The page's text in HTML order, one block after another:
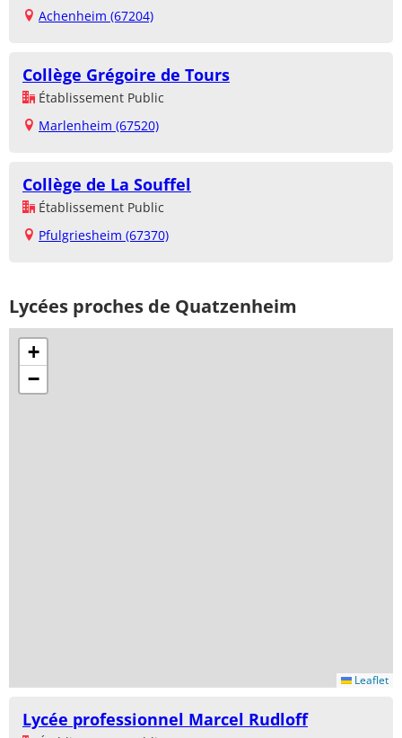
Achenheim (67204)
Collège Grégoire de Tours
Établissement Public
Marlenheim (67520)
Collège de La Souffel
Établissement Public
Pfulgriesheim (67370)
Lycées proches de Quatzenheim
+
−
Leaflet
Lycée professionnel Marcel Rudloff